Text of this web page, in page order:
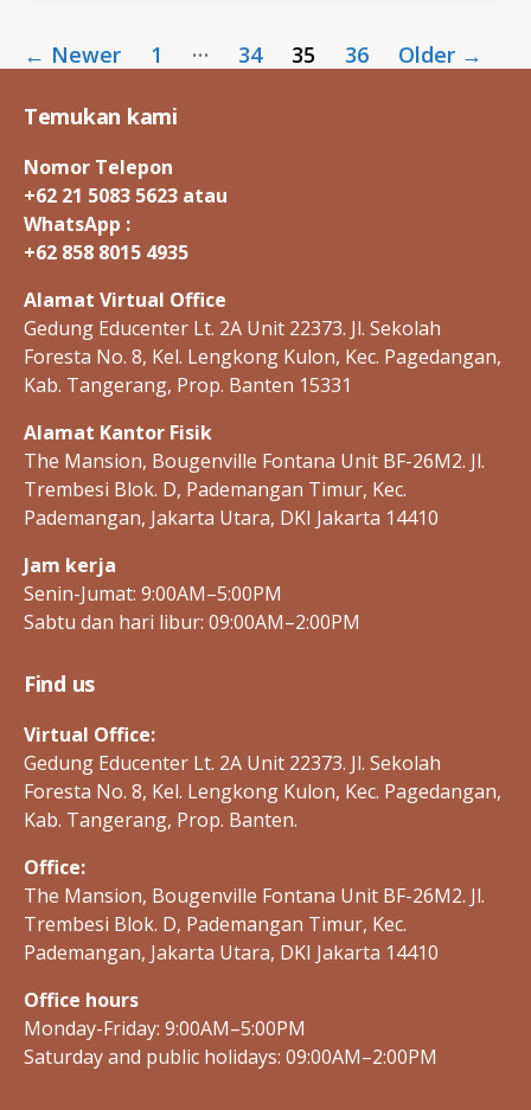
Posts
← Newer 1 … 34 35 36 Older →
Temukan kami
Nomor Telepon
+62 21 5083 5623 atau
WhatsApp :
+62 858 8015 4935
Alamat Virtual Office
Gedung Educenter Lt. 2A Unit 22373. Jl. Sekolah
Foresta No. 8, Kel. Lengkong Kulon, Kec. Pagedangan,
Kab. Tangerang, Prop. Banten 15331
Alamat Kantor Fisik
The Mansion, Bougenville Fontana Unit BF-26M2. Jl.
Trembesi Blok. D, Pademangan Timur, Kec.
Pademangan, Jakarta Utara, DKI Jakarta 14410
Jam kerja
Senin-Jumat: 9:00AM–5:00PM
Sabtu dan hari libur: 09:00AM–2:00PM
Find us
Virtual Office:
Gedung Educenter Lt. 2A Unit 22373. Jl. Sekolah
Foresta No. 8, Kel. Lengkong Kulon, Kec. Pagedangan,
Kab. Tangerang, Prop. Banten.
Office:
The Mansion, Bougenville Fontana Unit BF-26M2. Jl.
Trembesi Blok. D, Pademangan Timur, Kec.
Pademangan, Jakarta Utara, DKI Jakarta 14410
Office hours
Monday-Friday: 9:00AM–5:00PM
Saturday and public holidays: 09:00AM–2:00PM